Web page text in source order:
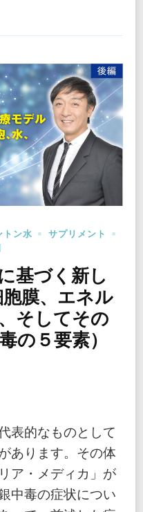
トン水
サプリメント
基づく新し
膜、エネル
そしてその
の５要素）
表的なものとして
あります。その体
ア・メディカ」が
中毒の症状につい